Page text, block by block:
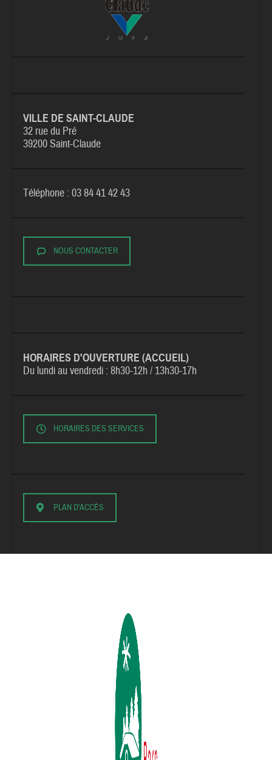
VILLE DE SAINT-CLAUDE
32 rue du Pré
39200 Saint-Claude
Téléphone : 03 84 41 42 43
NOUS CONTACTER
HORAIRES D'OUVERTURE (ACCUEIL)
Du lundi au vendredi :8h30-12h / 13h30-17h
HORAIRES DES SERVICES
PLAN D'ACCÈS